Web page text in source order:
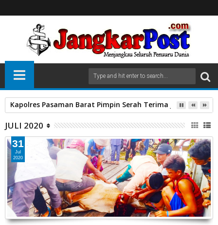
Kapolres Pasaman Barat Pimpin Serah Terima Jabatan PJU
JULI 2020
31
Jul
2020